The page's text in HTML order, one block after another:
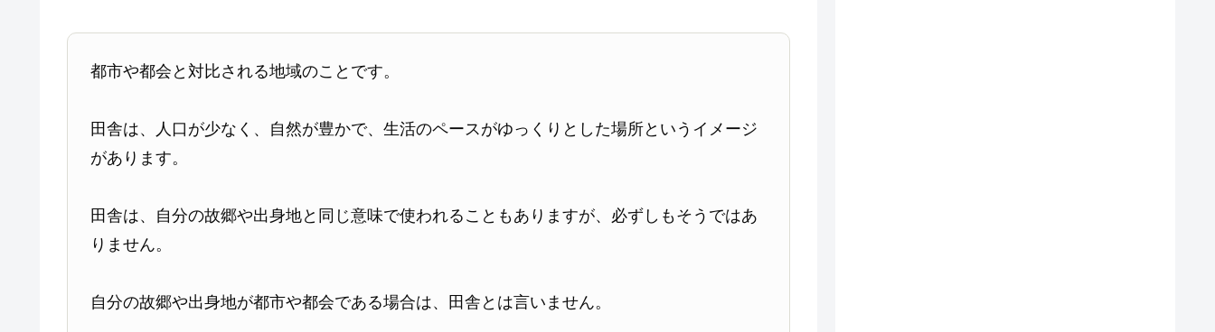
都市や都会と対比される地域のことです。
田舎は、人口が少なく、自然が豊かで、生活のペースがゆっくりとした場所というイメージ
があります。
田舎は、自分の故郷や出身地と同じ意味で使われることもありますが、必ずしもそうではあ
りません。
自分の故郷や出身地が都市や都会である場合は、田舎とは言いません。